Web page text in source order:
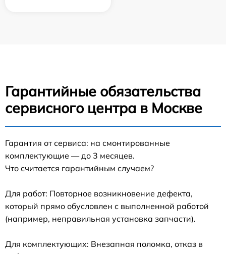
Гарантийные обязательства
сервисного центра в Москве
Гарантия от сервиса: на смонтированные
комплектующие — до 3 месяцев.
Что считается гарантийным случаем?
Для работ: Повторное возникновение дефекта,
который прямо обусловлен с выполненной работой
(например, неправильная установка запчасти).
Для комплектующих: Внезапная поломка, отказ в